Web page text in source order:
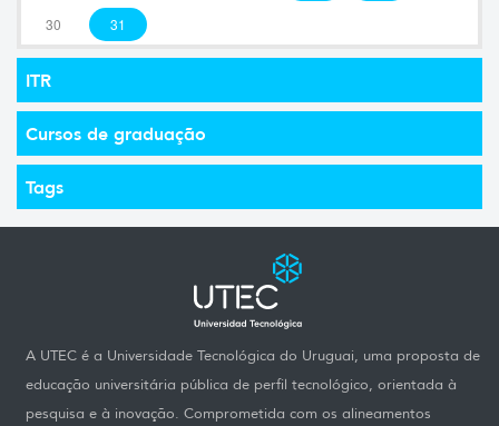
30 31
ITR
Cursos de graduação
Tags
A UTEC é a Universidade Tecnológica do Uruguai, uma proposta de
educação universitária pública de perfil tecnológico, orientada à
pesquisa e à inovação. Comprometida com os alineamentos